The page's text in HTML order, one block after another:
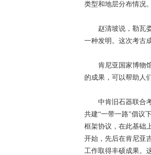
类型和地层分布情况。
赵清坡说，勒瓦娄
一种发明。这次考古
肯尼亚国家博物馆
的成果，可以帮助人
中肯旧石器联合考
共建“一带一路”倡议
框架协议，在此基础
开始，先后在肯尼亚
工作取得丰硕成果。